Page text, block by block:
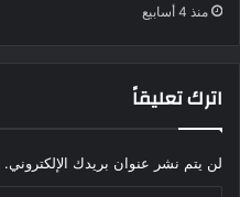
منذ 4 أسابيع
اترك تعليقاً
لن يتم نشر عنوان بريدك الإلكتروني.